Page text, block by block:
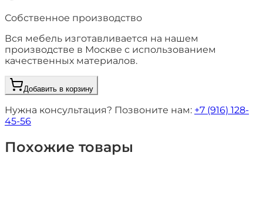
Собственное производство
Вся мебель изготавливается на нашем
производстве в Москве с использованием
качественных материалов.
Добавить в корзину
Нужна консультация? Позвоните нам: +7 (916) 128-
45-56
Похожие товары